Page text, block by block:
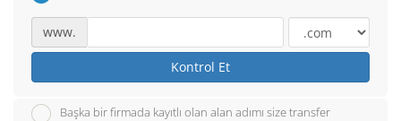
www.
Kontrol Et
Başka bir firmada kayıtlı olan alan adımı size transfer